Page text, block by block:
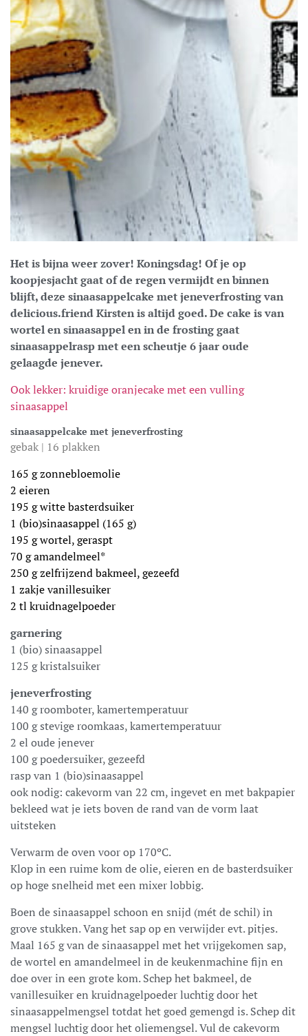
Het is bijna weer zover! Koningsdag! Of je op
koopjesjacht gaat of de regen vermijdt en binnen
blijft, deze sinaasappelcake met jeneverfrosting van
delicious.friend Kirsten is altijd goed. De cake is van
wortel en sinaasappel en in de frosting gaat
sinaasappelrasp met een scheutje 6 jaar oude
gelaagde jenever.
Ook lekker: kruidige oranjecake met een vulling
sinaasappel
sinaasappelcake met jeneverfrosting
gebak | 16 plakken
165 g zonnebloemolie
2 eieren
195 g witte basterdsuiker
1 (bio)sinaasappel (165 g)
195 g wortel, geraspt
70 g amandelmeel*
250 g zelfrijzend bakmeel, gezeefd
1 zakje vanillesuiker
2 tl kruidnagelpoeder
garnering
1 (bio) sinaasappel
125 g kristalsuiker
jeneverfrosting
140 g roomboter, kamertemperatuur
100 g stevige roomkaas, kamertemperatuur
2 el oude jenever
100 g poedersuiker, gezeefd
rasp van 1 (bio)sinaasappel
ook nodig: cakevorm van 22 cm, ingevet en met bakpapier
bekleed wat je iets boven de rand van de vorm laat
uitsteken
Verwarm de oven voor op 170ºC.
Klop in een ruime kom de olie, eieren en de basterdsuiker
op hoge snelheid met een mixer lobbig.
Boen de sinaasappel schoon en snijd (mét de schil) in
grove stukken. Vang het sap op en verwijder evt. pitjes.
Maal 165 g van de sinaasappel met het vrijgekomen sap,
de wortel en amandelmeel in de keukenmachine fijn en
doe over in een grote kom. Schep het bakmeel, de
vanillesuiker en kruidnagelpoeder luchtig door het
sinaasappelmengsel totdat het goed gemengd is. Schep dit
mengsel luchtig door het oliemengsel. Vul de cakevorm